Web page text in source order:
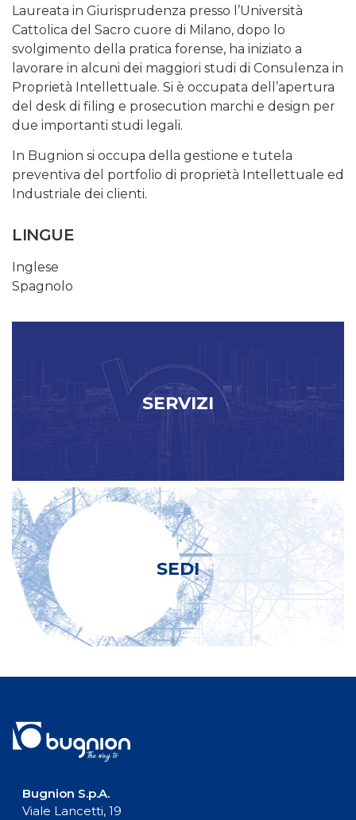
Laureata in Giurisprudenza presso l’Università
Cattolica del Sacro cuore di Milano, dopo lo
svolgimento della pratica forense, ha iniziato a
lavorare in alcuni dei maggiori studi di Consulenza in
Proprietà Intellettuale. Si è occupata dell’apertura
del desk di filing e prosecution marchi e design per
due importanti studi legali.
In Bugnion si occupa della gestione e tutela
preventiva del portfolio di proprietà Intellettuale ed
Industriale dei clienti.
LINGUE
Inglese
Spagnolo
SERVIZI
SEDI
Bugnion S.p.A.
Viale Lancetti, 19